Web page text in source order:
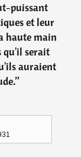
puissant
et leur
haute main
qu'il serait
auraient
”